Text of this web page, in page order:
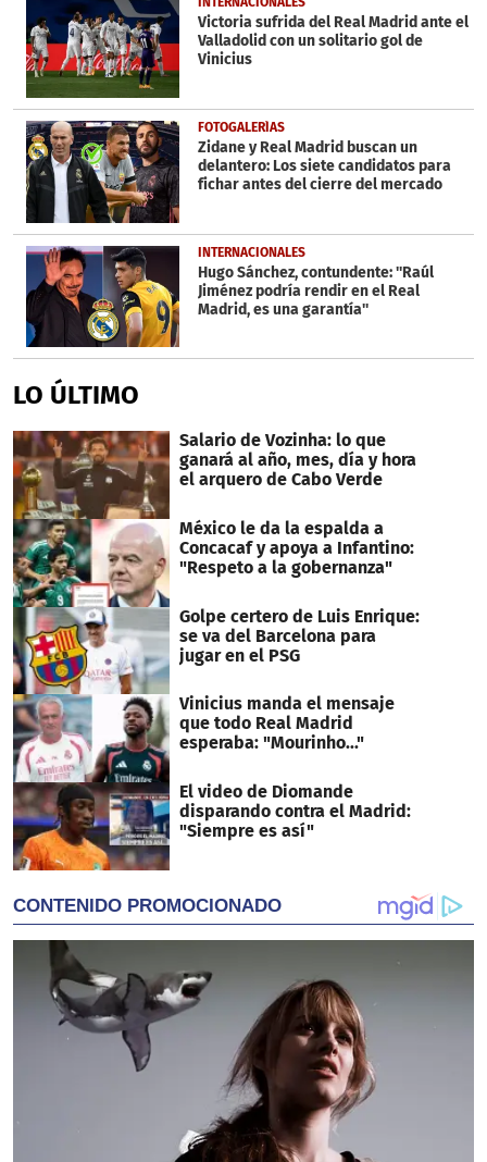
Victoria sufrida del Real Madrid ante el
Valladolid con un solitario gol de
Vinicius
FOTOGALERÍAS
Zidane y Real Madrid buscan un
delantero: Los siete candidatos para
fichar antes del cierre del mercado
INTERNACIONALES
Hugo Sánchez, contundente: ''Raúl
Jiménez podría rendir en el Real
Madrid, es una garantía''
LO ÚLTIMO
Salario de Vozinha: lo que
ganará al año, mes, día y hora
el arquero de Cabo Verde
México le da la espalda a
Concacaf y apoya a Infantino:
"Respeto a la gobernanza"
Golpe certero de Luis Enrique:
se va del Barcelona para
jugar en el PSG
Vinicius manda el mensaje
que todo Real Madrid
esperaba: "Mourinho..."
El video de Diomande
disparando contra el Madrid:
"Siempre es así"